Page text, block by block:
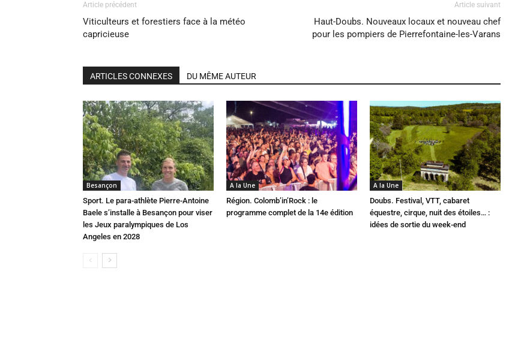
Article précédent
Viticulteurs et forestiers face à la météo
capricieuse
Article suivant
Haut-Doubs. Nouveaux locaux et nouveau chef
pour les pompiers de Pierrefontaine-les-Varans
ARTICLES CONNEXES DU MÊME AUTEUR
Besançon
Sport. Le para-athlète Pierre-Antoine
Baele s’installe à Besançon pour viser
les Jeux paralympiques de Los
Angeles en 2028
A la Une
Région. Colomb’in’Rock : le
programme complet de la 14e édition
A la Une
Doubs. Festival, VTT, cabaret
équestre, cirque, nuit des étoiles… :
idées de sortie du week-end